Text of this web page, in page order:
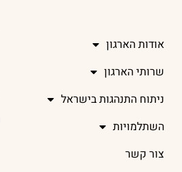
אודות הארגון
שרותי הארגון
ניתוח התנהגות בישראל
השתלמויות
צור קשר